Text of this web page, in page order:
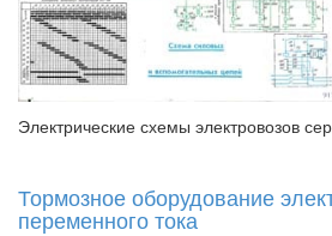
Электрические схемы электровозов
Тормозное оборудование
переменного тока